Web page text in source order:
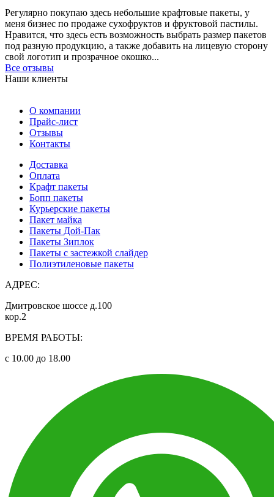
Регулярно покупаю здесь небольшие крафтовые пакеты, у
меня бизнес по продаже сухофруктов и фруктовой пастилы.
Нравится, что здесь есть возможность выбрать размер пакетов
под разную продукцию, а также добавить на лицевую сторону
свой логотип и прозрачное окошко...
Все отзывы
Наши клиенты
О компании
Прайс-лист
Отзывы
Контакты
Доставка
Оплата
Крафт пакеты
Бопп пакеты
Курьерские пакеты
Пакет майка
Пакеты Дой-Пак
Пакеты Зиплок
Пакеты с застежкой слайдер
Полиэтиленовые пакеты
АДРЕС:
Дмитровское шоссе д.100
кор.2
ВРЕМЯ РАБОТЫ:
с 10.00 до 18.00